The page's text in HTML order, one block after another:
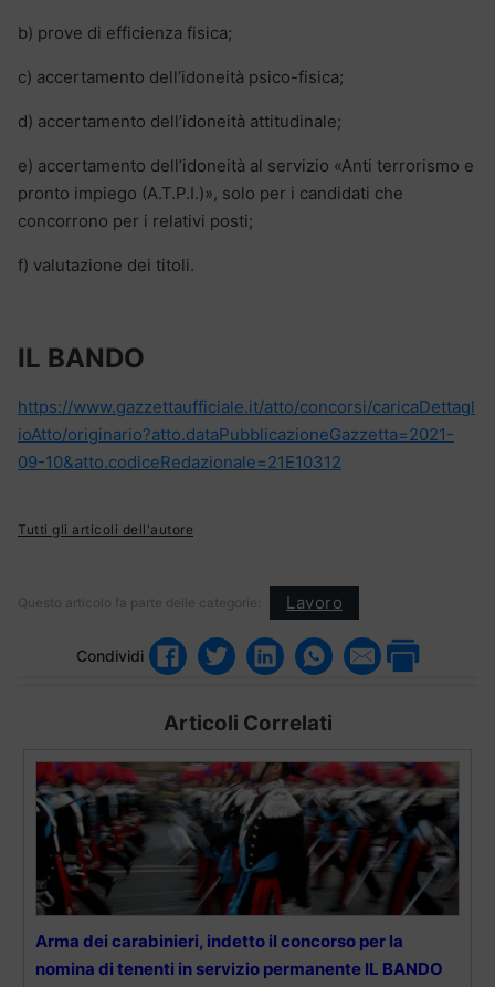
b) prove di efficienza fisica;
c) accertamento dell’idoneità psico-fisica;
d) accertamento dell’idoneità attitudinale;
e) accertamento dell’idoneità al servizio «Anti terrorismo e
pronto impiego (A.T.P.I.)», solo per i candidati che
concorrono per i relativi posti;
f) valutazione dei titoli.
IL BANDO
https://www.gazzettaufficiale.it/atto/concorsi/caricaDettagl
ioAtto/originario?atto.dataPubblicazioneGazzetta=2021-
09-10&atto.codiceRedazionale=21E10312
Tutti gli articoli dell'autore
Questo articolo fa parte delle categorie: Lavoro
Condividi
Articoli Correlati
Arma dei carabinieri, indetto il concorso per la
nomina di tenenti in servizio permanente IL BANDO